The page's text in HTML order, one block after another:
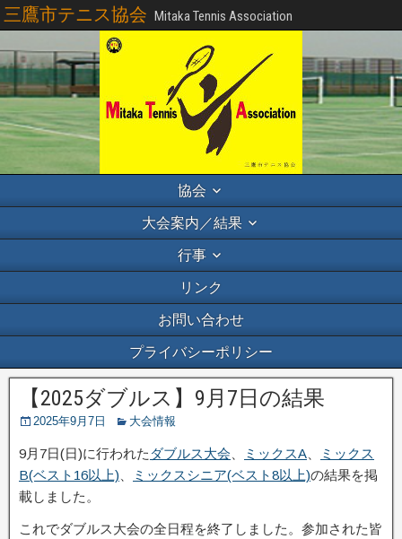
三鷹市テニス協会 Mitaka Tennis Association
協会
大会案内／結果
行事
リンク
お問い合わせ
プライバシーポリシー
【2025ダブルス】9月7日の結果
2025年9月7日 大会情報
9月7日(日)に行われた ダブルス大会 ミックスA
ミックス
B(ベスト16以上)
ミックスシニア(ベスト8以上)の結果を掲
載しました。
これでダブルス大会の全日程を終了しました。参加された皆